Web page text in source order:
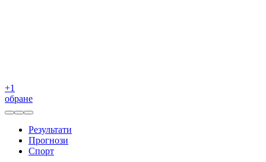
+1
обране
Результати
Прогнози
Спорт